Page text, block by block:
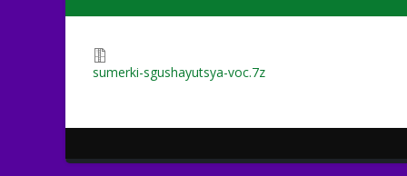
sumerki-sgushayutsya-voc.7z